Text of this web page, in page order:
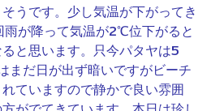
うです。少し気温が下がってき
雨が降って気温が2℃位下がると
と思います。只今パタヤは5
まだ日が出ず暗いですがビーチ
ていますので静かで良い雰囲